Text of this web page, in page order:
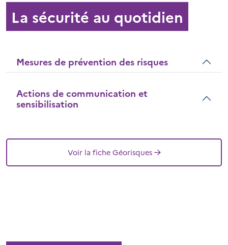
La sécurité au quotidien
Mesures de prévention des risques
Actions de communication et
sensibilisation
Voir la fiche Géorisques